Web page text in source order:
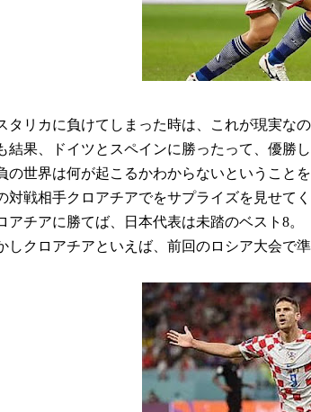
タリカに負けてしまった時は、これが現実な
結果、ドイツとスペインに勝ったって、優勝
の世界は何が起こるかわからないということ
対戦相手クロアチアでをサプライズを見せて
アチアに勝てば、日本代表は未踏のベスト8。
しクロアチアといえば、前回のロシア大会で